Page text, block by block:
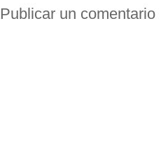
Publicar un comentario